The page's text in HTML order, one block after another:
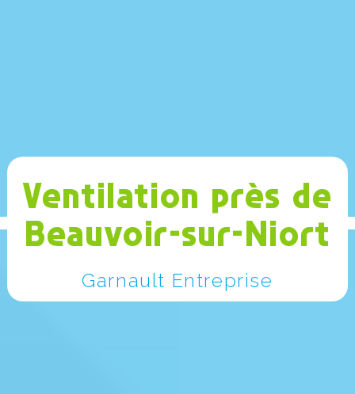
Ventilation près de
Beauvoir-sur-Niort
Garnault Entreprise